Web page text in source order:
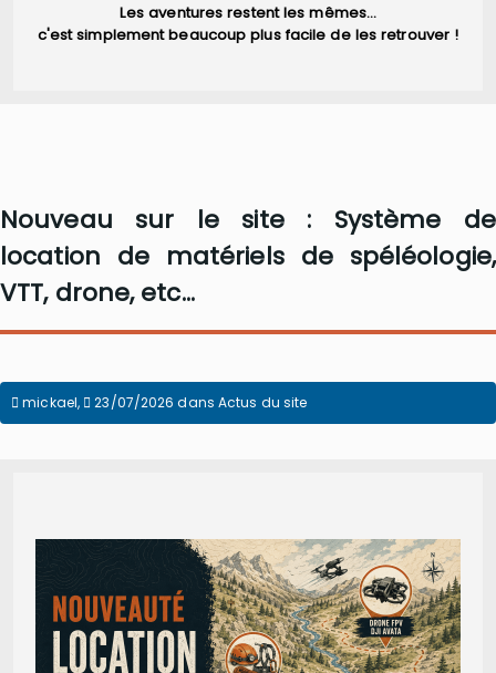
Les aventures restent les mêmes…
c'est simplement beaucoup plus facile de les retrouver !
Nouveau sur le site : Système de
location de matériels de spéléologie,
VTT, drone, etc...
mickael, 23/07/2026 dans Actus du site